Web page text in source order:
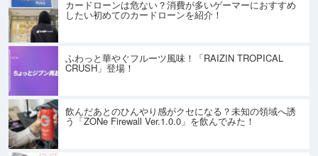
カードローンは危ない？消費が多いゲーマーにおすすめ
したい初めてのカードローンを紹介！
ふわっと華やぐフルーツ風味！「RAIZIN TROPICAL
CRUSH」登場！
飲んだあとのひんやり感がクセになる？未知の領域へ誘
う「ZONe Firewall Ver.1.0.0」を飲んでみた！